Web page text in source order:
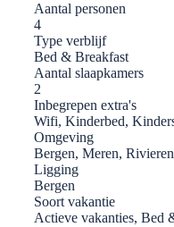
Aantal personen
4
Type verblijf
Bed & Breakfast
Aantal slaapkamers
2
Inbegrepen extra's
Wifi, Kinderbed,
Omgeving
Bergen, Meren, Rivieren
Ligging
Bergen
Soort vakantie
Actieve vakanties, Bed